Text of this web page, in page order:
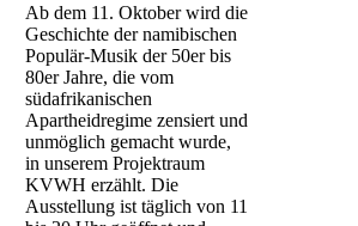
Ab dem 11. Oktober wird die
Geschichte der namibischen
Populär-Musik der 50er bis
80er Jahre, die vom
südafrikanischen
Apartheidregime zensiert und
unmöglich gemacht wurde,
in unserem Projektraum
KVWH erzählt. Die
Ausstellung ist täglich von 11